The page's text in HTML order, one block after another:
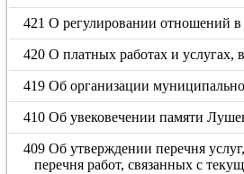
421 О регулировании отношений
420 О платных работах и
419 Об организации
410 Об увековечении памяти
409 Об утверждении перечня
перечня работ, связанных с